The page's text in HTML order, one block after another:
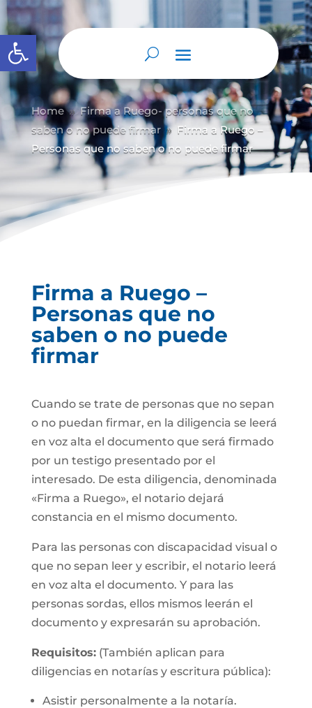
Abrir barra de herramientas
Home 9 Firma a Ruego- personas que no
saben o no puede firmar 9
Firma a Ruego –
Personas que no saben o no puede firmar
Firma a Ruego –
Personas que no
saben o no puede
firmar
Cuando se trate de personas que no sepan
o no puedan firmar, en la diligencia se leerá
en voz alta el documento que será firmado
por un testigo presentado por el
interesado. De esta diligencia, denominada
«Firma a Ruego», el notario dejará
constancia en el mismo documento.
Para las personas con discapacidad visual o
que no sepan leer y escribir, el notario leerá
en voz alta el documento. Y para las
personas sordas, ellos mismos leerán el
documento y expresarán su aprobación.
Requisitos:(También aplican para
diligencias en notarías y escritura pública):
Asistir personalmente a la notaría.